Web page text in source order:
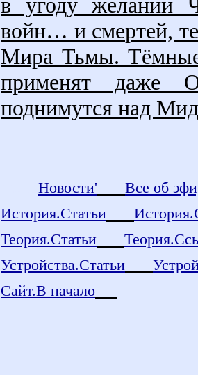
войн… и смертей,
Мира Тьмы.
применят даже
поднимутся над
Новости'
Все об
История.Статьи
Теория.Статьи
Устройства.Статьи
Сайт.В начало